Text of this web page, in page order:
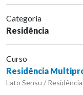
Categoria
Residência
Curso
Residência
Lato Sensu /